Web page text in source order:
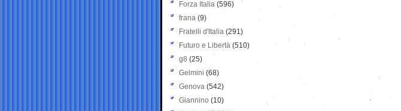
Forza Italia (596)
frana (9)
Fratelli d'Italia (291)
Futuro e Libertà (510)
g8 (25)
Gelmini (68)
Genova (542)
Giannino (10)